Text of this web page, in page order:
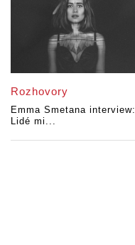
Rozhovory
Emma Smetana interview:
Lidé mi...